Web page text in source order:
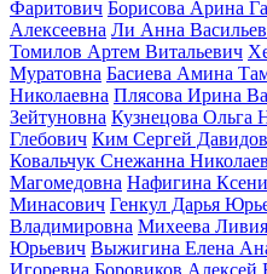
Фаритович Борисова Арина
Алексеевна Ли Анна
Томилов Артем Витальевич
Муратовна Басиева Амина
Николаевна Плясова Ирина
Зейтуновна Кузнецова Ольга
Глебович Ким Сергей
Ковальчук Снежанна
Магомедовна Нафигина
Минасович Генкул Дарья
Владимировна Михеева
Юрьевич Выжигина Елена